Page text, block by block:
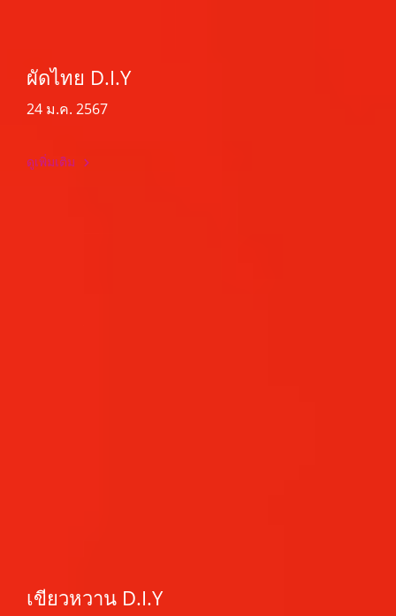
ผัดไทย D.I.Y
24 ม.ค. 2567
ดูเพิ่มเติม
เขียวหวาน D.I.Y